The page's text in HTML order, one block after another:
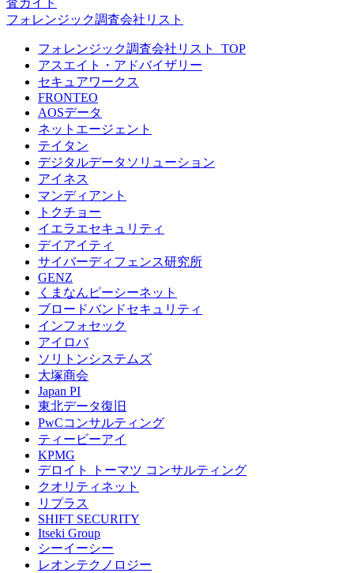
フォレンジック調査会社リスト
フォレンジック調査会社リスト_TOP
アスエイト・アドバイザリー
セキュアワークス
FRONTEO
AOSデータ
ネットエージェント
テイタン
デジタルデータソリューション
アイネス
マンディアント
トクチョー
イエラエセキュリティ
デイアイティ
サイバーディフェンス研究所
GENZ
くまなんピーシーネット
ブロードバンドセキュリティ
インフォセック
アイロバ
ソリトンシステムズ
大塚商会
Japan PI
東北データ復旧
PwCコンサルティング
ティービーアイ
KPMG
デロイト トーマツ コンサルティング
クオリティネット
リプラス
SHIFT SECURITY
Itseki Group
シーイーシー
レオンテクノロジー